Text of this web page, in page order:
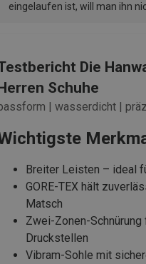
eingelaufen ist, will man ihn
Die
Schuhe
| wasserdicht |
Breiter Leisten – ideal
GORE-TEX hält
Matsch
Zwei-Zonen-
Druckstellen
Vibram-Sohle mit